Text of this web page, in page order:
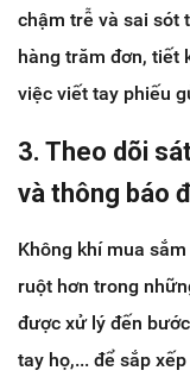
chậm trễ và sai sót
hàng trăm đơn, tiết
việc viết tay phiếu
3. Theo dõi
và thông báo
Không khí mua
ruột hơn trong
được xử lý đến
tay họ,... để sắp